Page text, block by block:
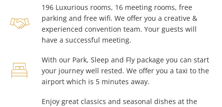
handshake
196 Luxurious rooms, 16 meeting rooms, free
parking and free wifi. We offer you a creative &
experienced convention team. Your guests will
have a successful meeting.
bed-
x-
With our Park, Sleep and Fly package you can start
your journey well rested. We offer you a taxi to the
airport which is 5 minutes away.
Enjoy great classics and seasonal dishes at the